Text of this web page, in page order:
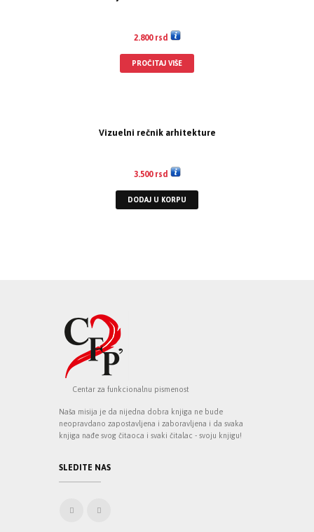
2.800 rsd
PROČITAJ VIŠE
Vizuelni rečnik arhitekture
3.500 rsd
DODAJ U KORPU
Centar za funkcionalnu pismenost
Naša misija je da nijedna dobra knjiga ne bude
neopravdano zapostavljena i zaboravljena i da svaka
knjiga nađe svog čitaoca i svaki čitalac - svoju knjigu!
SLEDITE NAS